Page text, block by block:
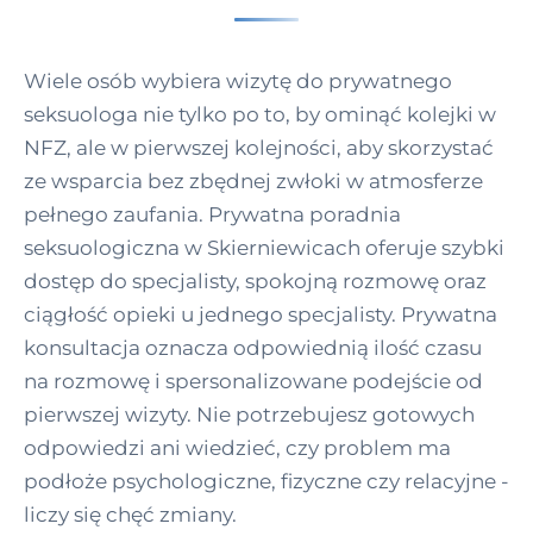
Wiele osób wybiera wizytę do prywatnego
seksuologa nie tylko po to, by ominąć kolejki w
NFZ, ale w pierwszej kolejności, aby skorzystać
ze wsparcia bez zbędnej zwłoki w atmosferze
pełnego zaufania. Prywatna poradnia
seksuologiczna w Skierniewicach oferuje szybki
dostęp do specjalisty, spokojną rozmowę oraz
ciągłość opieki u jednego specjalisty. Prywatna
konsultacja oznacza odpowiednią ilość czasu
na rozmowę i spersonalizowane podejście od
pierwszej wizyty. Nie potrzebujesz gotowych
odpowiedzi ani wiedzieć, czy problem ma
podłoże psychologiczne, fizyczne czy relacyjne -
liczy się chęć zmiany.